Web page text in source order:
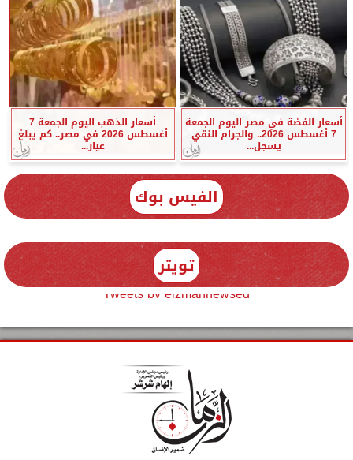
أسعار الفضة في مصر اليوم الجمعة
7 أغسطس 2026.. والجرام النقي
يسجل...
أسعار الذهب اليوم الجمعة 7
أغسطس 2026 في مصر.. كم يبلغ
عيار...
الفيس بوك
تويتر
Tweets by elzmannewseg